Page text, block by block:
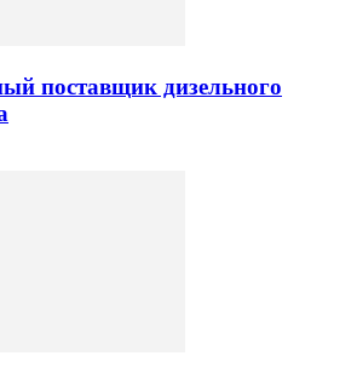
поставщик дизельного